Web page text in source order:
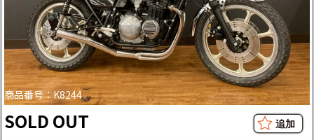
商品番号：K8244
SOLD OUT